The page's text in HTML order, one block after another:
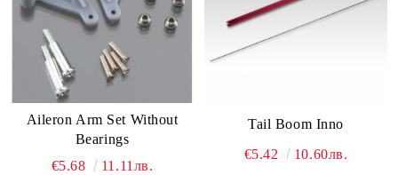
Aileron Arm Set Without
Bearings
€5.68
11.11лв.
Tail Boom Inno
€5.42 10.60лв.